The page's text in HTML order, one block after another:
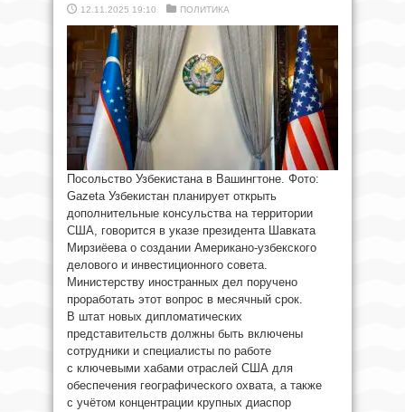
12.11.2025 19:10 ПОЛИТИКА
Посольство Узбекистана в Вашингтоне. Фото:
Gazeta Узбекистан планирует открыть
дополнительные консульства на территории
США, говорится в указе президента Шавката
Мирзиёева о создании Американо-узбекского
делового и инвестиционного совета.
Министерству иностранных дел поручено
проработать этот вопрос в месячный срок.
В штат новых дипломатических
представительств должны быть включены
сотрудники и специалисты по работе
с ключевыми хабами отраслей США для
обеспечения географического охвата, а также
с учётом концентрации крупных диаспор